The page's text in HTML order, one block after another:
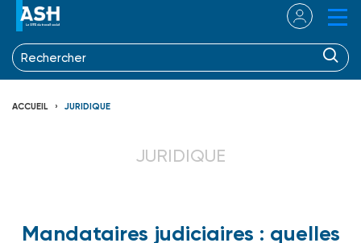
ACCUEIL JURIDIQUE
JURIDIQUE
Mandataires judiciaires : quelles